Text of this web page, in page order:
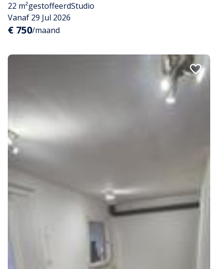
22 m²gestoffeerdStudio
Vanaf 29 Jul 2026
€ 750/maand